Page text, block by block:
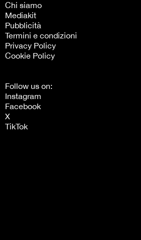
Chi siamo
Mediakit
Pubblicità
Termini e condizioni
Privacy Policy
Cookie Policy
Follow us on:
Instagram
Facebook
X
TikTok